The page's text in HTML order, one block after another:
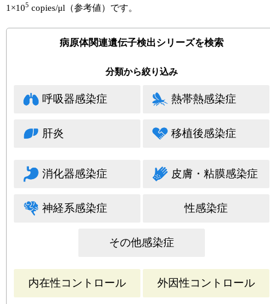
クローニング実験ガイド
エピジェネティクス実験ガイド
プロトコール集
ユーザーズボイス集
1×105 copies/μl（参考値）です。
病原体関連遺伝子検出シリーズを検索
分類から絞り込み
呼吸器感染症 熱帯熱感染症
肝炎 移植後感染症
消化器感染症 皮膚・粘膜感染症
神経系感染症 性感染症
その他感染症
内在性コントロール 外因性コントロール